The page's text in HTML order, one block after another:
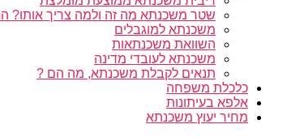
שטר משכנתא מה זה ולמה צריך אותו?
משכנתא למוגבלים
השוואת משכנתאות
משכנתא לעובדי מדינה
תנאים לקבלת משכנתא, מה הם ?
כלכלת משפחה
אלפא בעיתונות
מחיר יעוץ משכנתא